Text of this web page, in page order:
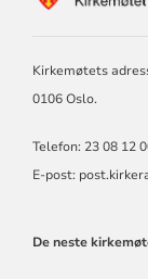
Kirkemøtets
0106 Oslo.
Telefon: 23 08 12
E-post:
De neste